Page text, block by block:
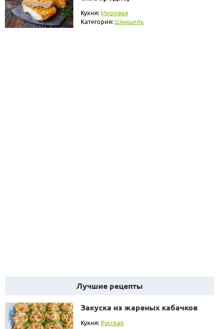
Кухня: Мировая
Категория: Шницель
Лучшие рецепты
Закуска из жареных кабачков
Кухня: Русская